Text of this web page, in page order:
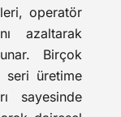
operatör
azaltarak
Birçok
seri üretime
sayesinde